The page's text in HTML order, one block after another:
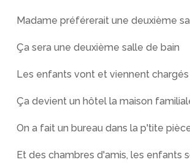
Madame préférerait une deuxième
Ça sera une deuxième salle de bain
Les enfants vont et viennent
Ça devient un hôtel la maison
On a fait un bureau dans la p'tite
Et des chambres d'amis, les enfants